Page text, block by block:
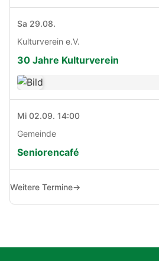
Sa 29.08.
Kulturverein e.V.
30 Jahre Kulturverein
Mi 02.09. 14:00
Gemeinde
Seniorencafé
Weitere Termine→